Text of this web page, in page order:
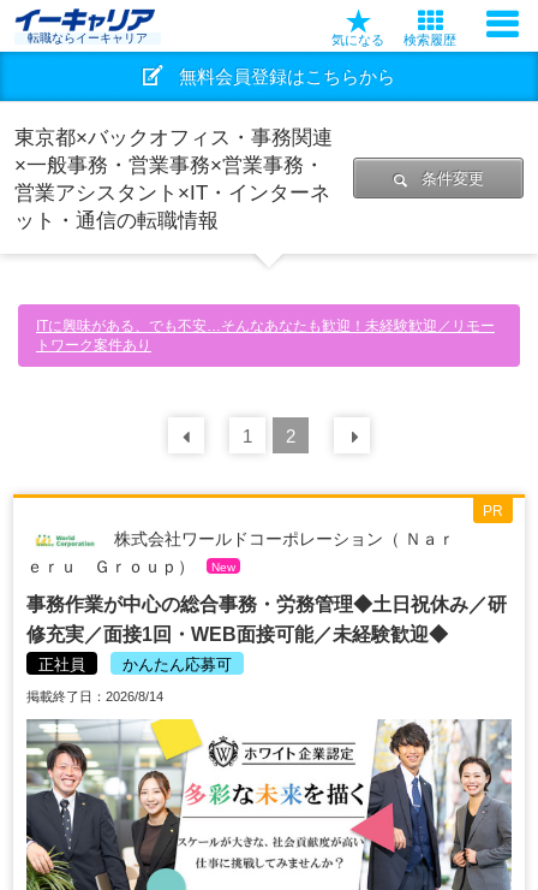
転職ならイーキャリア 気になる 検索履歴
無料会員登録はこちらから
東京都×バックオフィス・事務関連
×一般事務・営業事務×営業事務・
営業アシスタント×IT・インターネ
ット・通信の転職情報
条件変更
ITに興味がある、でも不安…そんなあなたも歓迎！未経験歓迎／リモー
トワーク案件あり
前の 30
1 2
株式会社ワールドコーポレーション（ Ｎａｒ
ｅｒｕ Ｇｒｏｕｐ）
New
事務作業が中心の総合事務・労務管理◆土日祝休み／研
修充実／面接1回・WEB面接可能／未経験歓迎◆
正社員 かんたん応募可
掲載終了日：2026/8/14
PR